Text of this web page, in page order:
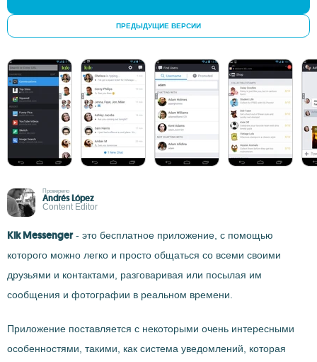
ПРЕДЫДУЩИЕ ВЕРСИИ
Проверено
Andrés López
Content Editor
Kik Messenger- это бесплатное приложение, с помощью
которого можно легко и просто общаться со всеми своими
друзьями и контактами, разговаривая или посылая им
сообщения и фотографии в реальном времени.
Приложение поставляется с некоторыми очень интересными
особенностями, такими, как система уведомлений, которая